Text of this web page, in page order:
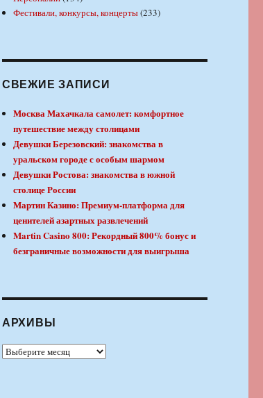
Фестивали, конкурсы, концерты(233)
СВЕЖИЕ ЗАПИСИ
Москва Махачкала самолет: комфортное
путешествие между столицами
Девушки Березовский: знакомства в
уральском городе с особым шармом
Девушки Ростова: знакомства в южной
столице России
Мартин Казино: Премиум-платформа для
ценителей азартных развлечений
Martin Casino 800: Рекордный 800% бонус и
безграничные возможности для выигрыша
АРХИВЫ
Архивы